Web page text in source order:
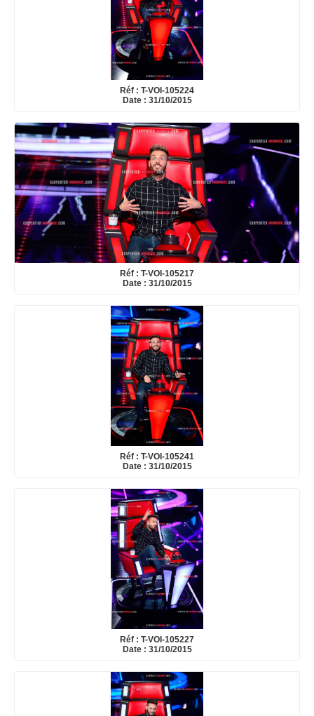
Réf : T-VOI-105224
Date : 31/10/2015
Réf : T-VOI-105217
Date : 31/10/2015
Réf : T-VOI-105241
Date : 31/10/2015
Réf : T-VOI-105227
Date : 31/10/2015